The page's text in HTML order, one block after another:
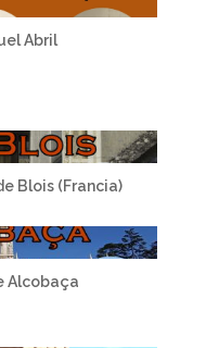
Abril
Blois (Francia)
Alcobaça